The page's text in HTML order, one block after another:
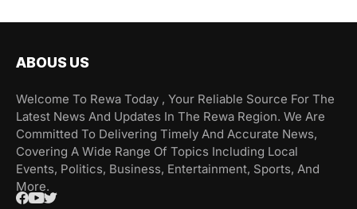
ABOUS US
Welcome To Rewa Today , Your Reliable Source For The
Latest News And Updates In The Rewa Region. We Are
Committed To Delivering Timely And Accurate News,
Covering A Wide Range Of Topics Including Local
Events, Politics, Business, Entertainment, Sports, And
More.